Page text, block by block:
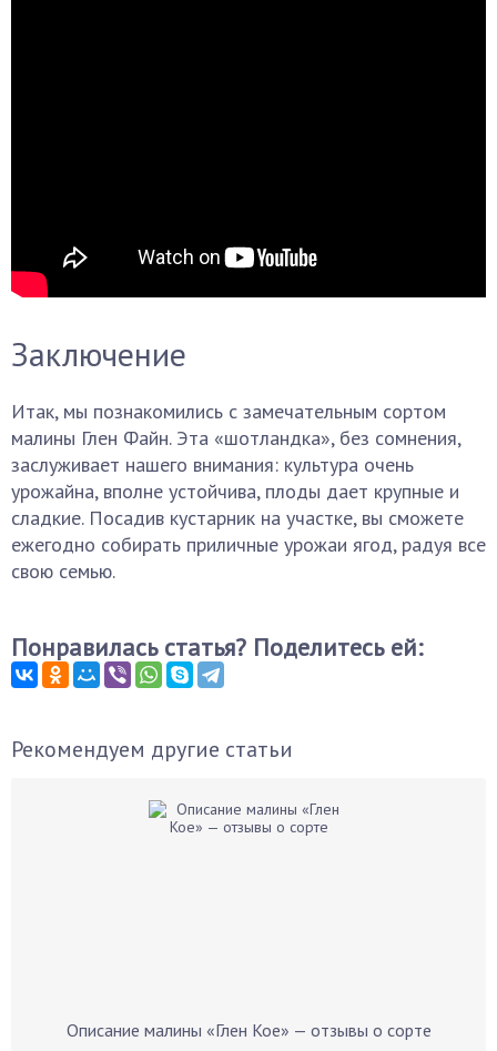
Заключение
Итак, мы познакомились с замечательным сортом
малины Глен Файн. Эта «шотландка», без сомнения,
заслуживает нашего внимания: культура очень
урожайна, вполне устойчива, плоды дает крупные и
сладкие. Посадив кустарник на участке, вы сможете
ежегодно собирать приличные урожаи ягод, радуя все
свою семью.
Понравилась статья? Поделитесь ей:
Рекомендуем другие статьи
Описание малины «Глен Кое» — отзывы о сорте